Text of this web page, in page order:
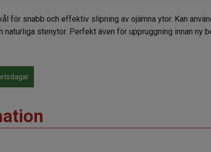
för snabb och effektiv slipning av ojämna ytor. Kan
naturliga stenytor. Perfekt även för uppruggning innan ny